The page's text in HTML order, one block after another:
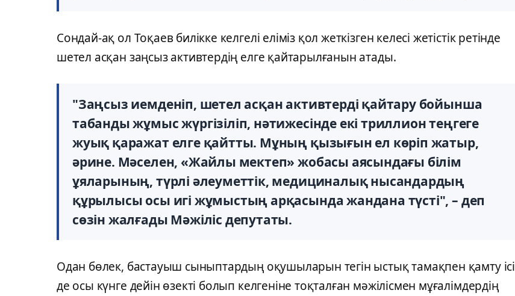
Сондай-ақ ол Тоқаев билікке келгелі еліміз қол жеткізген келесі жетістік ретінде
шетел асқан заңсыз активтердің елге қайтарылғанын атады.
"Заңсыз иемденіп, шетел асқан активтерді қайтару бойынша
табанды жұмыс жүргізіліп, нәтижесінде екі триллион теңгеге
жуық қаражат елге қайтты. Мұның қызығын ел көріп жатыр,
әрине. Мәселен, «Жайлы мектеп» жобасы аясындағы білім
ұяларының, түрлі әлеуметтік, медициналық нысандардың
құрылысы осы игі жұмыстың арқасында жандана түсті", – деп
сөзін жалғады Мәжіліс депутаты.
Одан бөлек, бастауыш сыныптардың оқушыларын тегін ыстық тамақпен қамту ісі
де осы күнге дейін өзекті болып келгеніне тоқталған мәжілісмен мұғалімдердің